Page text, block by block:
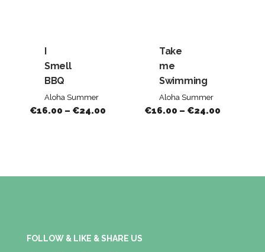
I
Smell
BBQ
Aloha Summer
€16.00 – €24.00
Take
me
Swimming
Aloha Summer
€16.00 – €24.00
FOLLOW & LIKE & SHARE US